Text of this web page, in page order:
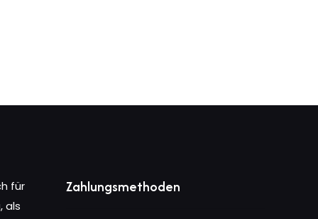
für
als
Zahlungsmethoden